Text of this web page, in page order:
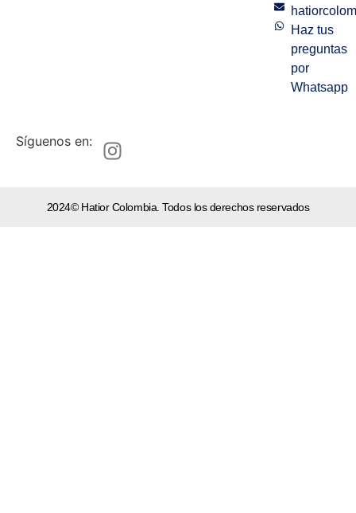
Haz tus
preguntas
por
Whatsapp
Síguenos en:
2024© Hatior Colombia. Todos los derechos reservados